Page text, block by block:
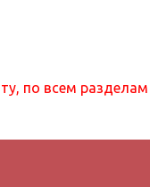
по всем разделам